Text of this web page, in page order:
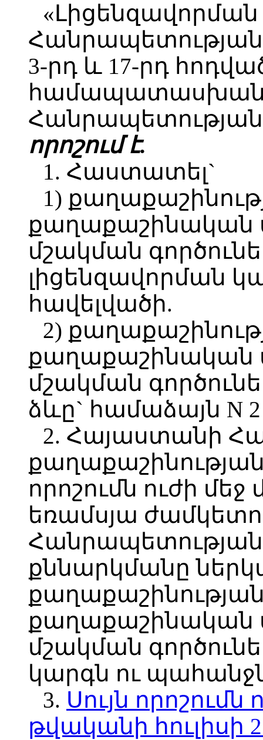
Հանրապետության
3-րդ և 17-րդ
Հանրապետության
որոշում է.
1. Հաստատել`
1)
մշակման
լիցենզավորման
հավելվածի.
2)
մշակման
ձևը` համաձայն N
2. Հայաստանի
որոշումն ուժի
եռամսյա
քննարկմանը
մշակման
կարգն ու
3. Սույն որոշումն
թվականի հուլիսի